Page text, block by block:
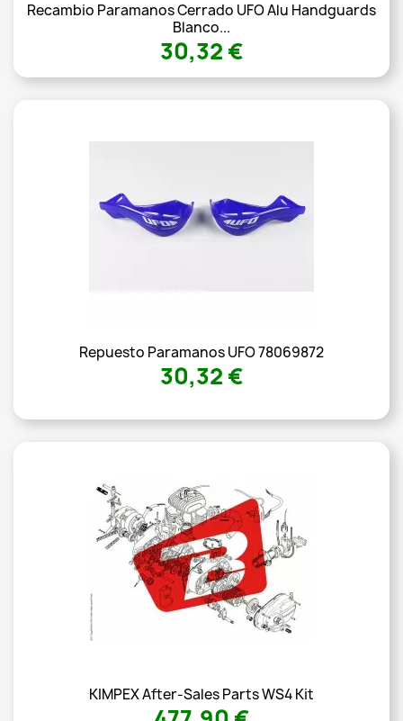
Recambio Paramanos Cerrado UFO Alu Handguards
Blanco...
30,32 €
Repuesto Paramanos UFO 78069872
30,32 €
KIMPEX After-Sales Parts WS4 Kit